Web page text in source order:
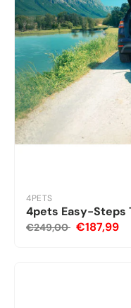
4PETS
4pets Easy-Steps
€249,00 €187,99